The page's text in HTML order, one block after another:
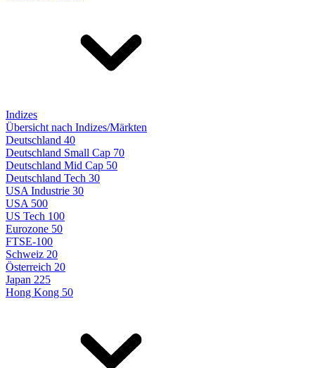
Indizes
Übersicht nach Indizes/Märkten
Deutschland 40
Deutschland Small Cap 70
Deutschland Mid Cap 50
Deutschland Tech 30
USA Industrie 30
USA 500
US Tech 100
Eurozone 50
FTSE-100
Schweiz 20
Österreich 20
Japan 225
Hong Kong 50